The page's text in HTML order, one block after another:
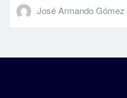
José Armando Gómez